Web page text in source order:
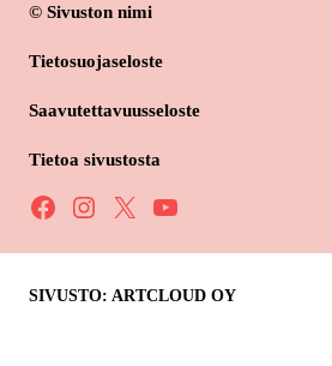
© Sivuston nimi
Tietosuojaseloste
Saavutettavuusseloste
Tietoa sivustosta
Facebook Instagram X YouTube
SIVUSTO: ARTCLOUD OY